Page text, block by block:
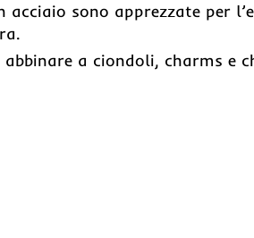
acciaio sono apprezzate per
abbinare a ciondoli, charms e